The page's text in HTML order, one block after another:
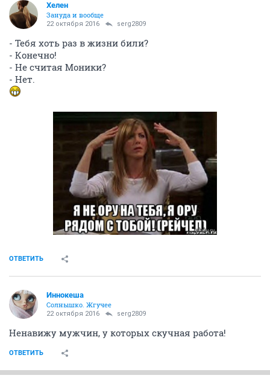
Хелен
Зануда и вообще
22 октября 2016 serg2809
- Тебя хоть раз в жизни били?
- Конечно!
- Не считая Моники?
- Нет.
ОТВЕТИТЬ
Иннокеша
Солнышко. Жгучее
22 октября 2016 serg2809
Ненавижу мужчин, у которых скучная работа!
ОТВЕТИТЬ